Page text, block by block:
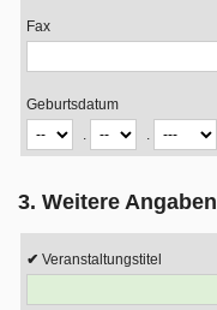
Fax
Geburtsdatum
.
.
3. Weitere Angaben
Veranstaltungstitel